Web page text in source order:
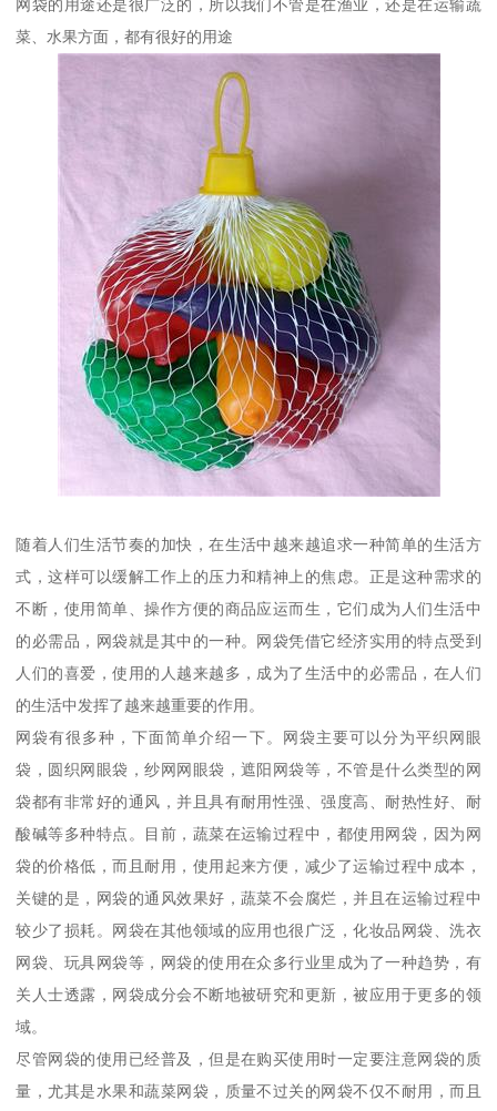
网袋的用途还是很广泛的，所以我们不管是在渔业，还是在运输蔬
菜、水果方面，都有很好的用途
随着人们生活节奏的加快，在生活中越来越追求一种简单的生活方
式，这样可以缓解工作上的压力和精神上的焦虑。正是这种需求的
不断，使用简单、操作方便的商品应运而生，它们成为人们生活中
的必需品，网袋就是其中的一种。网袋凭借它经济实用的特点受到
人们的喜爱，使用的人越来越多，成为了生活中的必需品，在人们
的生活中发挥了越来越重要的作用。
网袋有很多种，下面简单介绍一下。网袋主要可以分为平织网眼
袋，圆织网眼袋，纱网网眼袋，遮阳网袋等，不管是什么类型的网
袋都有非常好的通风，并且具有耐用性强、强度高、耐热性好、耐
酸碱等多种特点。目前，蔬菜在运输过程中，都使用网袋，因为网
袋的价格低，而且耐用，使用起来方便，减少了运输过程中成本，
关键的是，网袋的通风效果好，蔬菜不会腐烂，并且在运输过程中
较少了损耗。网袋在其他领域的应用也很广泛，化妆品网袋、洗衣
网袋、玩具网袋等，网袋的使用在众多行业里成为了一种趋势，有
关人士透露，网袋成分会不断地被研究和更新，被应用于更多的领
域。
尽管网袋的使用已经普及，但是在购买使用时一定要注意网袋的质
量，尤其是水果和蔬菜网袋，质量不过关的网袋不仅不耐用，而且